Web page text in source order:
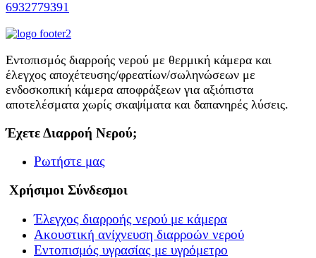
6932779391
Εντοπισμός διαρροής νερού με θερμική κάμερα και
έλεγχος αποχέτευσης/φρεατίων/σωληνώσεων με
ενδοσκοπική κάμερα αποφράξεων για αξιόπιστα
αποτελέσματα χωρίς σκαψίματα και δαπανηρές λύσεις.
Έχετε Διαρροή Νερού;
Ρωτήστε μας
Χρήσιμοι Σύνδεσμοι
Έλεγχος διαρροής νερού με κάμερα
Ακουστική ανίχνευση διαρροών νερού
Εντοπισμός υγρασίας με υγρόμετρο